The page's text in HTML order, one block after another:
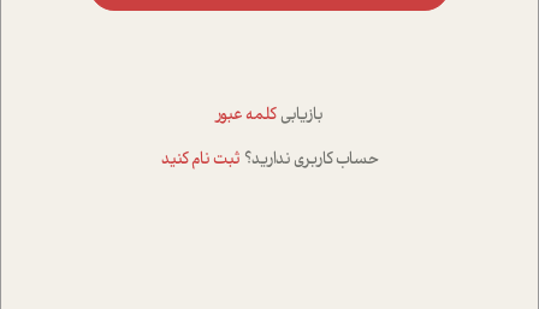
بازیابی کلمه عبور
حساب کاربری ندارید؟ ثبت نام کنید